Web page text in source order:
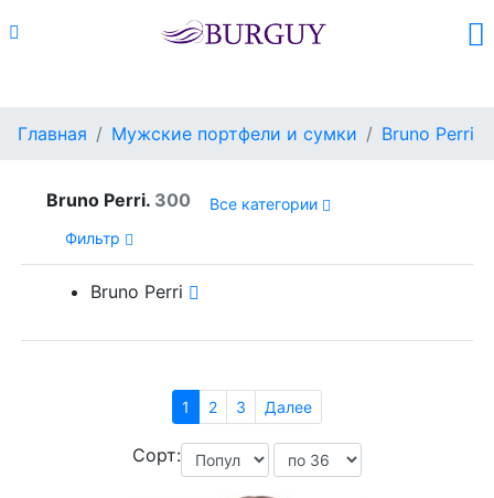
Главная Мужские портфели и сумки Bruno Perri
Bruno Perri. 300
Все категории
Фильтр
Bruno Perri
1 2 3 Далее
Сорт: